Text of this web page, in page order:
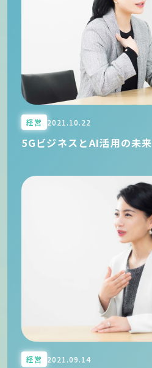
経営 2021.10.22
5GビジネスとAI活用の未来
経営 2021.09.14